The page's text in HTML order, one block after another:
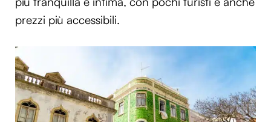
prezzi più accessibili.